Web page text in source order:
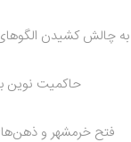
به چالش کشیدن
حاکمیت نوین
فتح خرمشهر و